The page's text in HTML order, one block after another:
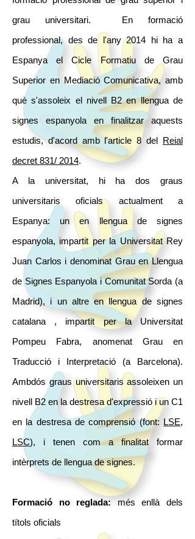
grau universitari. En formació
professional, des de l'any 2014 hi ha a
Espanya el Cicle Formatiu de Grau
Superior en Mediació Comunicativa, amb
què s'assoleix el nivell B2 en llengua de
signes espanyola en finalitzar aquests
estudis, d'acord amb l'article 8 del Reial
decret 831/ 2014.
A la universitat, hi ha dos graus
universitaris oficials actualment a
Espanya: un en llengua de signes
espanyola, impartit per la Universitat Rey
Juan Carlos i denominat Grau en Llengua
de Signes Espanyola i Comunitat Sorda (a
Madrid), i un altre en llengua de signes
catalana , impartit per la Universitat
Pompeu Fabra, anomenat Grau en
Traducció i Interpretació (a Barcelona).
Ambdós graus universitaris assoleixen un
nivell B2 en la destresa d'expressió i un C1
en la destresa de comprensió (font: LSE,
LSC), i tenen com a finalitat formar
intèrprets de llengua de signes.
Formació no reglada: més enllà dels
títols oficials